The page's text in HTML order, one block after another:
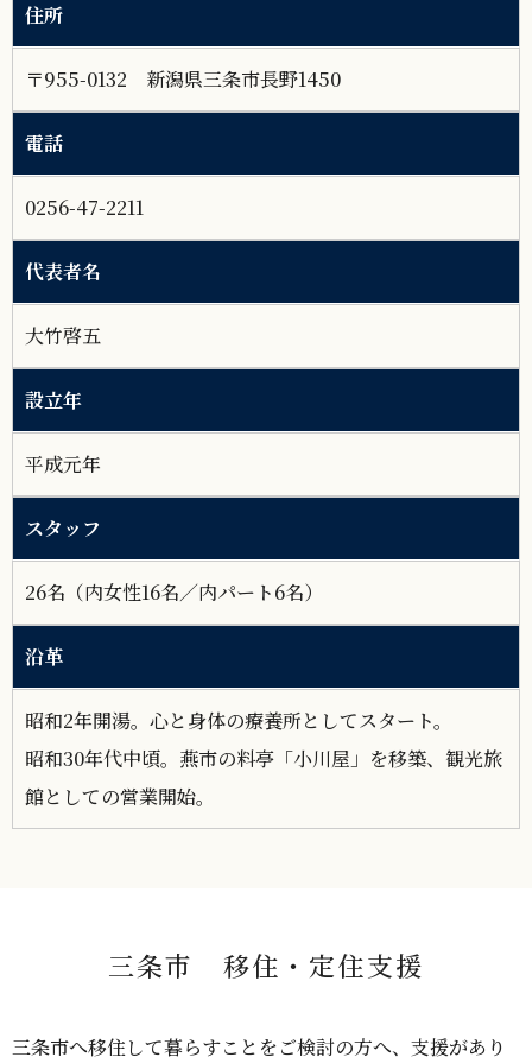
住所
〒955-0132 新潟県三条市長野1450
電話
0256-47-2211
代表者名
大竹啓五
設立年
平成元年
スタッフ
26名（内女性16名／内パート6名）
沿革
昭和2年開湯。心と身体の療養所としてスタート。
昭和30年代中頃。燕市の料亭「小川屋」を移築、観光旅
館としての営業開始。
三条市 移住・定住支援
三条市へ移住して暮らすことをご検討の方へ、支援があり